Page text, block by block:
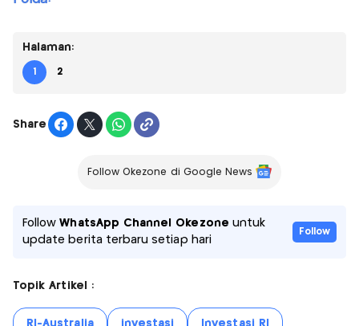
Halaman:
1 2
Share
Follow Okezone di Google News
FollowWhatsApp Channel Okezone untuk
update berita terbaru setiap hari
Follow
Topik Artikel :